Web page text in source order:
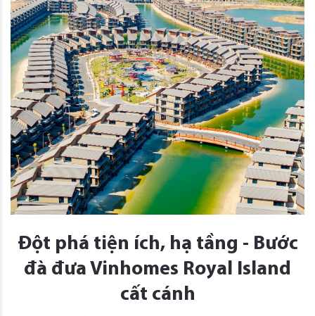
Đột phá tiện ích, hạ tầng - Bước
đà đưa Vinhomes Royal Island
cất cánh